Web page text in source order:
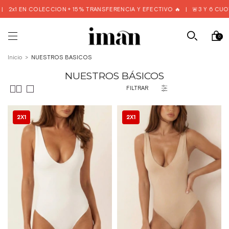
TRANSFERENCIA Y EFECTIVO 🔥 | 🚨3 Y 6 CUOTAS S/I DESDE
0
Inicio > NUESTROS BÁSICOS
NUESTROS BÁSICOS
FILTRAR
2X1 2X1